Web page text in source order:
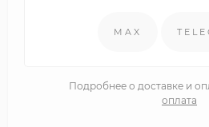
MAX
Подробнее о доставке и
оплата